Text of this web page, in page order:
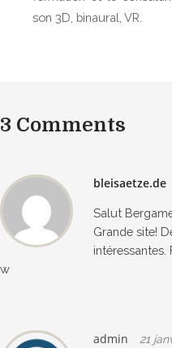
son 3D, binaural, VR.
3 Comments
bleisaetze.de
Salut
Grande site!
intéressantes.
w
admin 21